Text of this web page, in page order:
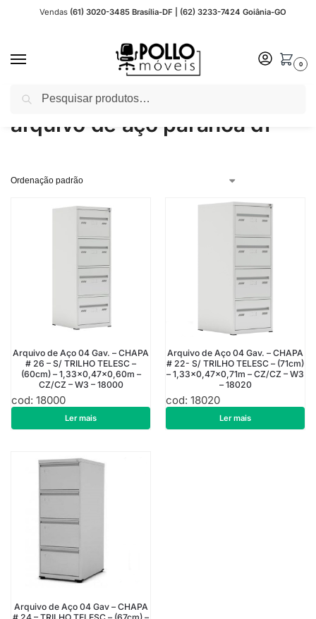
Vendas (61) 3020-3485 Brasília-DF | (62) 3233-7424 Goiânia-GO
0
Início Produtos marcados com a tag “arquivo de aço paranoa df”
arquivo de aço paranoa df
Arquivo de Aço 04 Gav. – CHAPA
# 26 – S/ TRILHO TELESC –
(60cm) – 1,33×0,47×0,60m –
CZ/CZ – W3 – 18000
cod: 18000
R$913,50
Ler mais
Arquivo de Aço 04 Gav. – CHAPA
# 22- S/ TRILHO TELESC – (71cm)
– 1,33×0,47×0,71m – CZ/CZ – W3
– 18020
cod: 18020
1.178,10
Ler mais
Arquivo de Aço 04 Gav – CHAPA